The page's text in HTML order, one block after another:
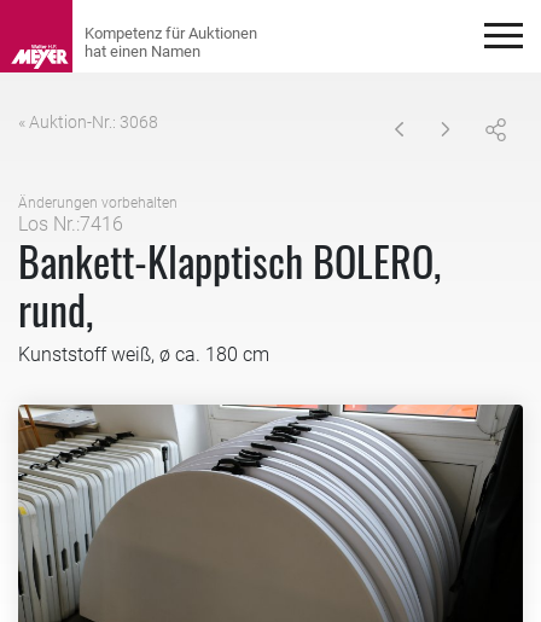
« Auktion-Nr.: 3068
Änderungen vorbehalten
Los Nr.:7416
Bankett-Klapptisch BOLERO,
rund,
Kunststoff weiß, ø ca. 180 cm